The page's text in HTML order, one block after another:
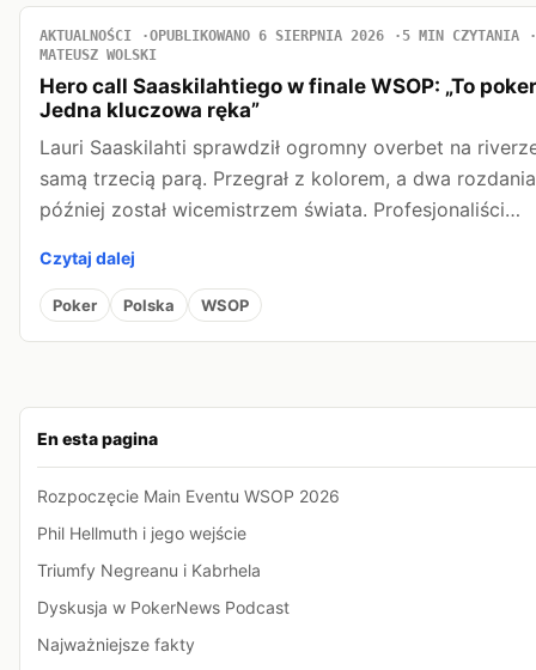
En esta pagina
Rozpoczęcie Main Eventu WSOP 2026
Phil Hellmuth i jego wejście
Triumfy Negreanu i Kabrhela
Dyskusja w PokerNews Podcast
Najważniejsze fakty
AKTUALNOŚCI OPUBLIKOWANO 6 SIERPNIA 2026
5 MIN CZYTANIA
MATEUSZ WOLSKI
Hero call Saaskilahtiego w finale WSOP: „To
Jedna kluczowa ręka”
Lauri Saaskilahti sprawdził ogromny overbet na
samą trzecią parą. Przegrał z kolorem, a dwa rozdania
później został wicemistrzem świata. Profesjonaliści…
Czytaj dalej
Poker Polska WSOP